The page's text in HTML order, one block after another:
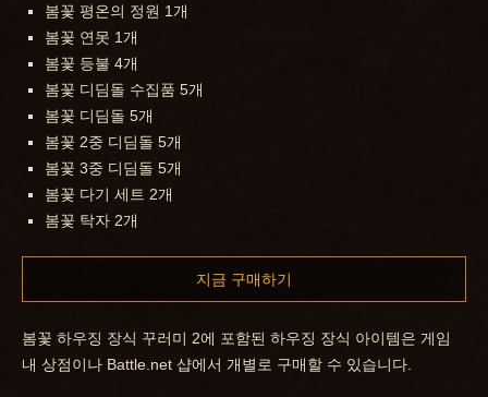
봄꽃 평온의 정원 1개
봄꽃 연못 1개
봄꽃 등불 4개
봄꽃 디딤돌 수집품 5개
봄꽃 디딤돌 5개
봄꽃 2중 디딤돌 5개
봄꽃 3중 디딤돌 5개
봄꽃 다기 세트 2개
봄꽃 탁자 2개
지금 구매하기
봄꽃 하우징 장식 꾸러미 2에 포함된 하우징 장식 아이템은 게임
내 상점이나 Battle.net 샵에서 개별로 구매할 수 있습니다.